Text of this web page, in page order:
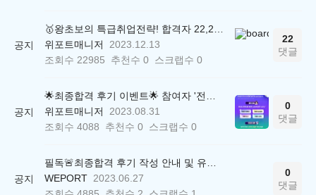
공지
🥇왕초보의 특급취업전략! 합격자 22,244명 배출한 전문가와 함께 직무탐색부터 면접까지 완벽대비
위포트매니저
2023.12.13
조회수 22985 추천수 0 스크랩수 0
22
댓글
공지
🌟최종합격 후기 이벤트🌟 참여자 '전원' 백화점상품권 증정
위포트매니저
2023.08.31
조회수 4088 추천수 0 스크랩수 0
0
댓글
공지
필독🚨최종합격 후기 작성 안내 및 유의사항
WEPORT 2023.06.27
0
댓글